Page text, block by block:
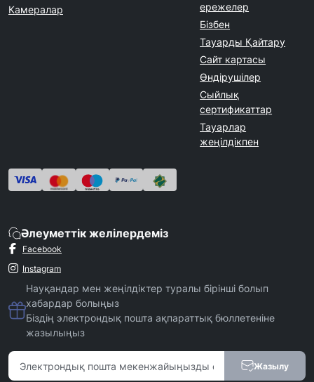
Камералар
ережелер
Бізбен
Тауарды Қайтару
Сайт картасы
Өндірушілер
Сыйлық
сертификаттар
Тауарлар
жеңілдікпен
Әлеуметтік желілердеміз
Facebook
Instagram
Науқандар мен жеңілдіктер туралы бірінші болып
хабардар болыңыз
Біздің электрондық пошта ақпараттық бюллетеніне
жазылыңыз
Жазылу